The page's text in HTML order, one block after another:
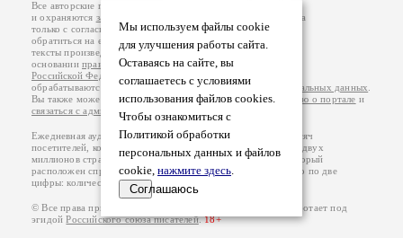
Мы используем файлы cookie
для улучшения работы сайта.
Оставаясь на сайте, вы
соглашаетесь с условиями
использования файлов cookies.
Чтобы ознакомиться с
Политикой обработки
персональных данных и файлов
cookie, нажмите здесь.
Соглашаюсь
Все авторские права на произведения принадлежат авторам
и охраняются законом
. Перепечатка произведений возможна
только с согласия его автора, к которому вы можете
обратиться на его авторской странице. Ответственность за
тексты произведений авторы несут самостоятельно на
основанииправил публикацииизаконодательства
Российской Федерации
обрабатываются на основанииПолитики обработки персональных данных
Вы также можете посмотреть более подробнуюинформацию о портале и
связаться с администрацией
Ежедневная аудитория портала Стихи.ру – порядка 200 тысяч
посетителей, которые в общей сумме просматривают более двух
миллионов страниц по данным счетчика посещаемости, который
расположен справа от этого текста. В каждой графе указано по две
цифры: количество просмотров и количество посетителей.
© Все права принадлежат авторам, 2000-2026. Портал работает под
эгидойРоссийского союза писателей.18+